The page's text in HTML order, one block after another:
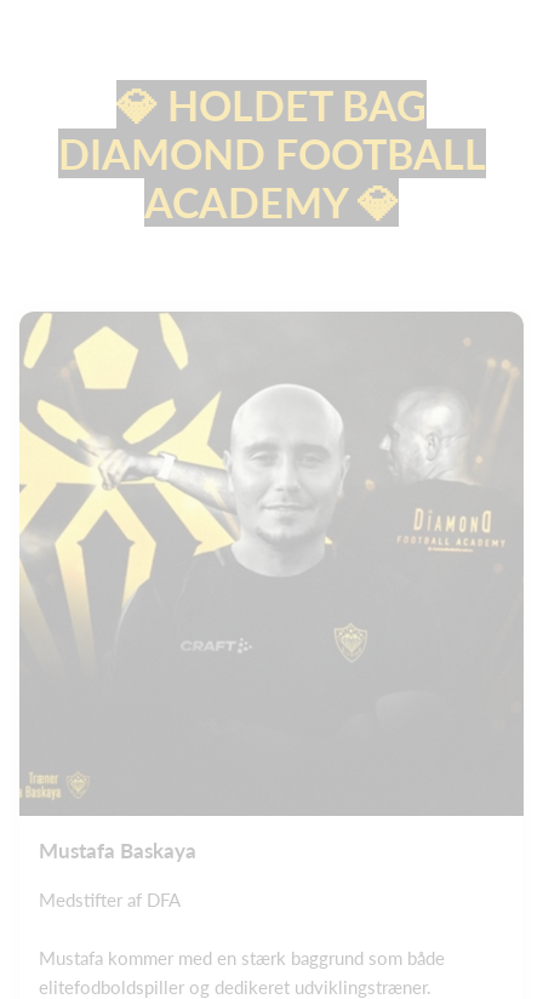
💎 HOLDET BAG
DIAMOND FOOTBALL
ACADEMY 💎
Mustafa Baskaya
Medstifter af DFA
Mustafa kommer med en stærk baggrund som både
elitefodboldspiller og dedikeret udviklingstræner.